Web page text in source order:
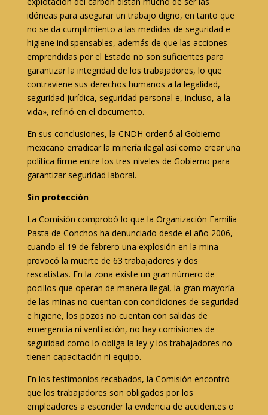
idóneas para asegurar un trabajo digno, en tanto que
no se da cumplimiento a las medidas de seguridad e
higiene indispensables, además de que las acciones
emprendidas por el Estado no son suficientes para
garantizar la integridad de los trabajadores, lo que
contraviene sus derechos humanos a la legalidad,
seguridad jurídica, seguridad personal e, incluso, a la
vida», refirió en el documento.
En sus conclusiones, la CNDH ordenó al Gobierno
mexicano erradicar la minería ilegal así como crear una
política firme entre los tres niveles de Gobierno para
garantizar seguridad laboral.
Sin protección
La Comisión comprobó lo que la Organización Familia
Pasta de Conchos ha denunciado desde el año 2006,
cuando el 19 de febrero una explosión en la mina
provocó la muerte de 63 trabajadores y dos
rescatistas. En la zona existe un gran número de
pocillos que operan de manera ilegal, la gran mayoría
de las minas no cuentan con condiciones de seguridad
e higiene, los pozos no cuentan con salidas de
emergencia ni ventilación, no hay comisiones de
seguridad como lo obliga la ley y los trabajadores no
tienen capacitación ni equipo.
En los testimonios recabados, la Comisión encontró
que los trabajadores son obligados por los
empleadores a esconder la evidencia de accidentes o